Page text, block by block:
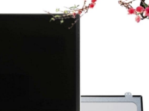
Add to
Wishlist